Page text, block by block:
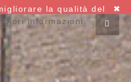
✖
la qualità del
informazioni.